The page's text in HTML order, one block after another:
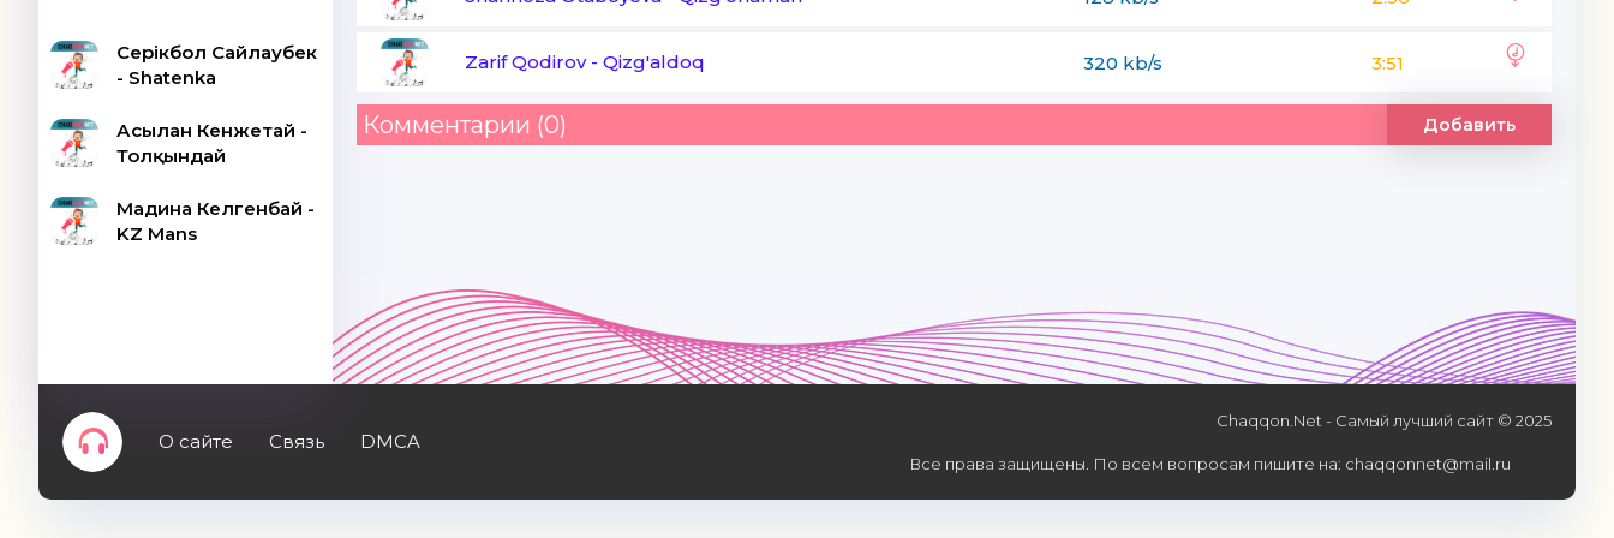
Серікбол Сайлаубек
- Shatenka
Асылан Кенжетай -
Толқындай
Мадина Келгенбай -
KZ Mans
Chidolmayin nozigeyey
Zarif Qodirov- Qizg'aldoq 320 kb/s 3:51
Комментарии (0) Добавить
О сайте Связь DMCA
Chaqqon.Net - Самый лучший сайт © 2025
Все права защищены. По всем вопросам пишите на: chaqqonnet@mail.ru